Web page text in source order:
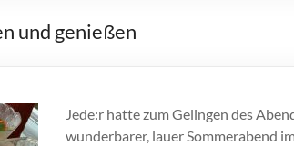
und genießen
Jede:r hatte zum Gelingen des
wunderbarer, lauer Sommerabend